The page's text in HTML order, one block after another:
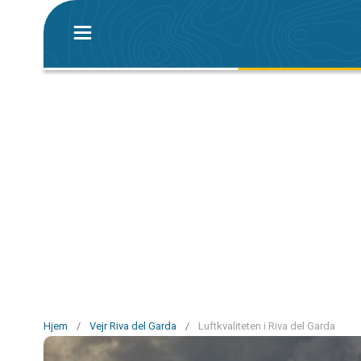
Hjem / Vejr Riva del Garda / Luftkvaliteten i Riva del Garda